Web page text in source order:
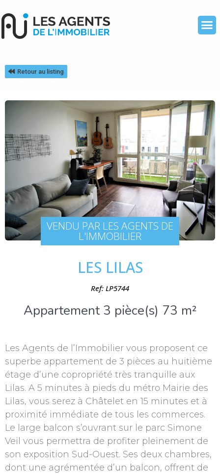
Retour au listing
VENDU PAR LES AGENTS DE
L'IMMOBILIER
LES LILAS
Ref: LP5744
Appartement 3 pièce(s) 73 m²
Les Agents de l’Immobilier vous proposent ce
superbe appartement de 3 pièces au huitième
étage d’une copropriété très tranquille aux
Lilas. A 5 minutes à pieds du métro Mairie des
Lilas, vous serez à Châtelet en 15 minutes et à
proximité immédiate de tous les commerces.
Le large balcon s’ouvrant sur le parc Simone
Veil vous permettra de profiter pleinement de
son exposition Sud-Ouest. Ses deux chambres,
dont une agrémentée d’un balcon, offrent de